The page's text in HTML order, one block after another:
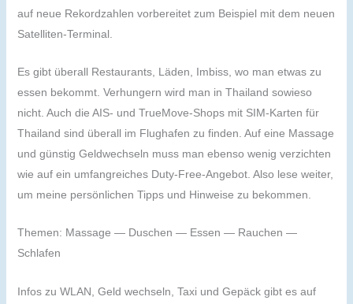
auf neue Rekordzahlen vorbereitet zum Beispiel mit dem neuen
Satelliten-Terminal.
Es gibt überall Restaurants, Läden, Imbiss, wo man etwas zu
essen bekommt. Verhungern wird man in Thailand sowieso
nicht. Auch die AIS- und TrueMove-Shops mit SIM-Karten für
Thailand sind überall im Flughafen zu finden. Auf eine Massage
und günstig Geldwechseln muss man ebenso wenig verzichten
wie auf ein umfangreiches Duty-Free-Angebot. Also lese weiter,
um meine persönlichen Tipps und Hinweise zu bekommen.
Themen: Massage — Duschen — Essen — Rauchen —
Schlafen
Infos zu WLAN, Geld wechseln, Taxi und Gepäck gibt es auf